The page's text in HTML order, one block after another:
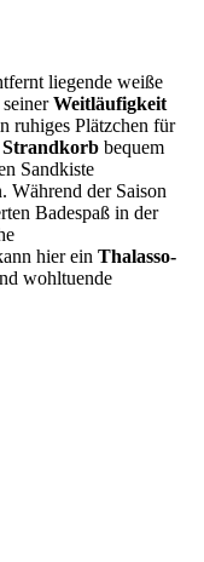
liegende weiße
Weitläufigkeit
ruhiges Plätzchen für
Strandkorb bequem
Sandkiste
Während der Saison
Badespaß in der
hier ein Thalasso-
wohltuende